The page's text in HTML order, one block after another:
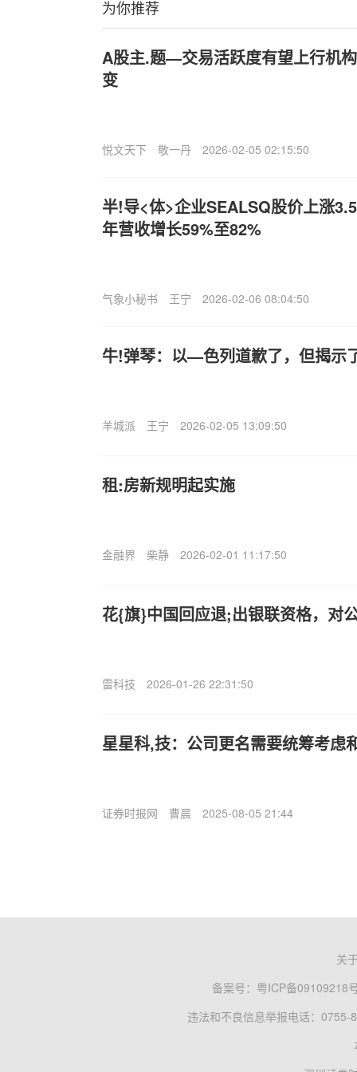
为你推荐
A股主.题—交易活跃度有望上行机
变
悦文天下 敬一丹 2026-02-05 02:15:50
半!导<体>企业SEALSQ股价上涨
年营收增长59%至82%
气象小秘书 王宁 2026-02-06 08:04:50
牛!弹琴：以—色列道歉了，但揭示
羊城派 王宁 2026-02-05 13:09:50
租:房新规明起实施
金融界 柴静 2026-02-01 11:17:50
花{旗}中国回应退;出银联资格，对
雷科技 2026-01-26 22:31:50
星星科,技：公司更名需要统筹考虑
证券时报网 曹晨 2025-08-05 21:44
关
备案号： 粤ICP备09109218
违法和不良信息举报电话：0755-